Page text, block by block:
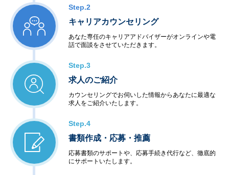
Step.2
キャリアカウンセリング
あなた専任のキャリアアドバイザーがオンラインや電
話で面談をさせていただきます。
Step.3
求人のご紹介
カウンセリングでお伺いした情報からあなたに最適な
求人をご紹介いたします。
Step.4
書類作成・応募・推薦
応募書類のサポートや、応募手続き代行など、徹底的
にサポートいたします。